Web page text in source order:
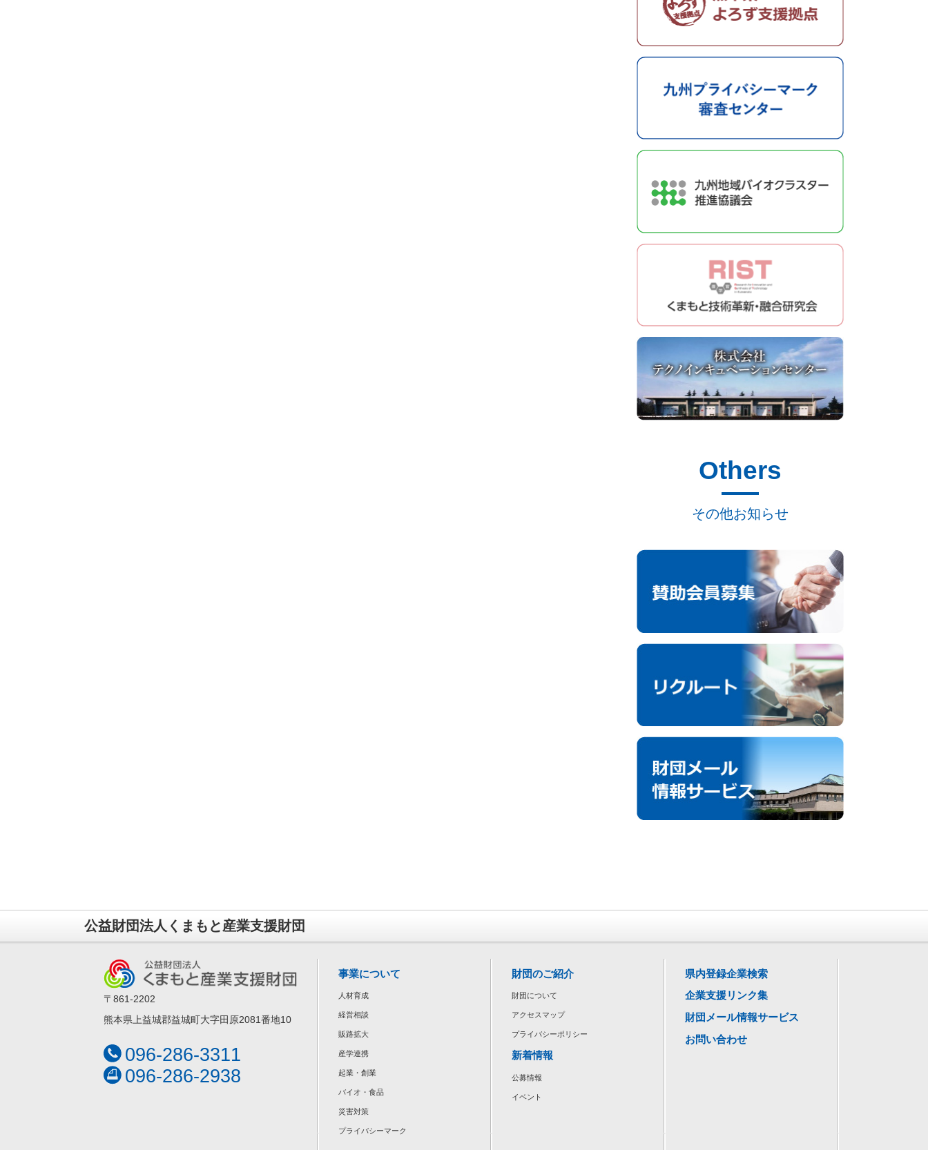
Others
その他お知らせ
公益財団法人くまもと産業支援財団
〒861-2202
熊本県上益城郡益城町大字田原2081番地10
096-286-3311
096-286-2938
事業について
人材育成
経営相談
販路拡大
産学連携
起業・創業
バイオ・食品
災害対策
プライバシーマーク
財団のご紹介
財団について
アクセスマップ
プライバシーポリシー
新着情報
公募情報
イベント
県内登録企業検索
企業支援リンク集
財団メール情報サービス
お問い合わせ